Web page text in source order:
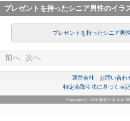
プレゼントを持ったシニア男性のイラ
プレゼントを持ったシニア男
前へ 次へ
運営会社 お問い合わ
特定商取引法に基づく表記
Copyright (c) 2026 素材ラボ ALL